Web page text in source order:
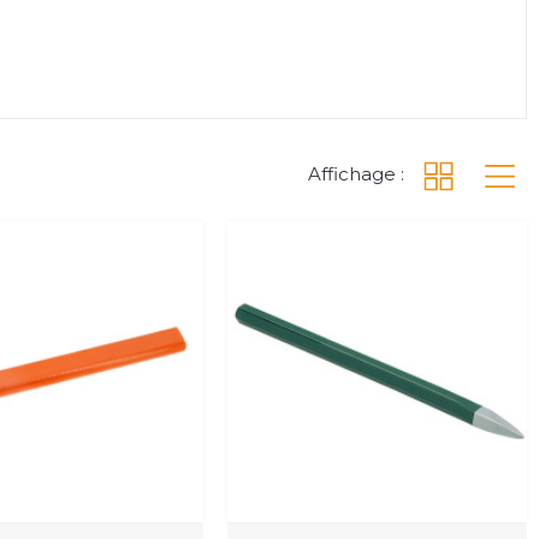
Affichage :